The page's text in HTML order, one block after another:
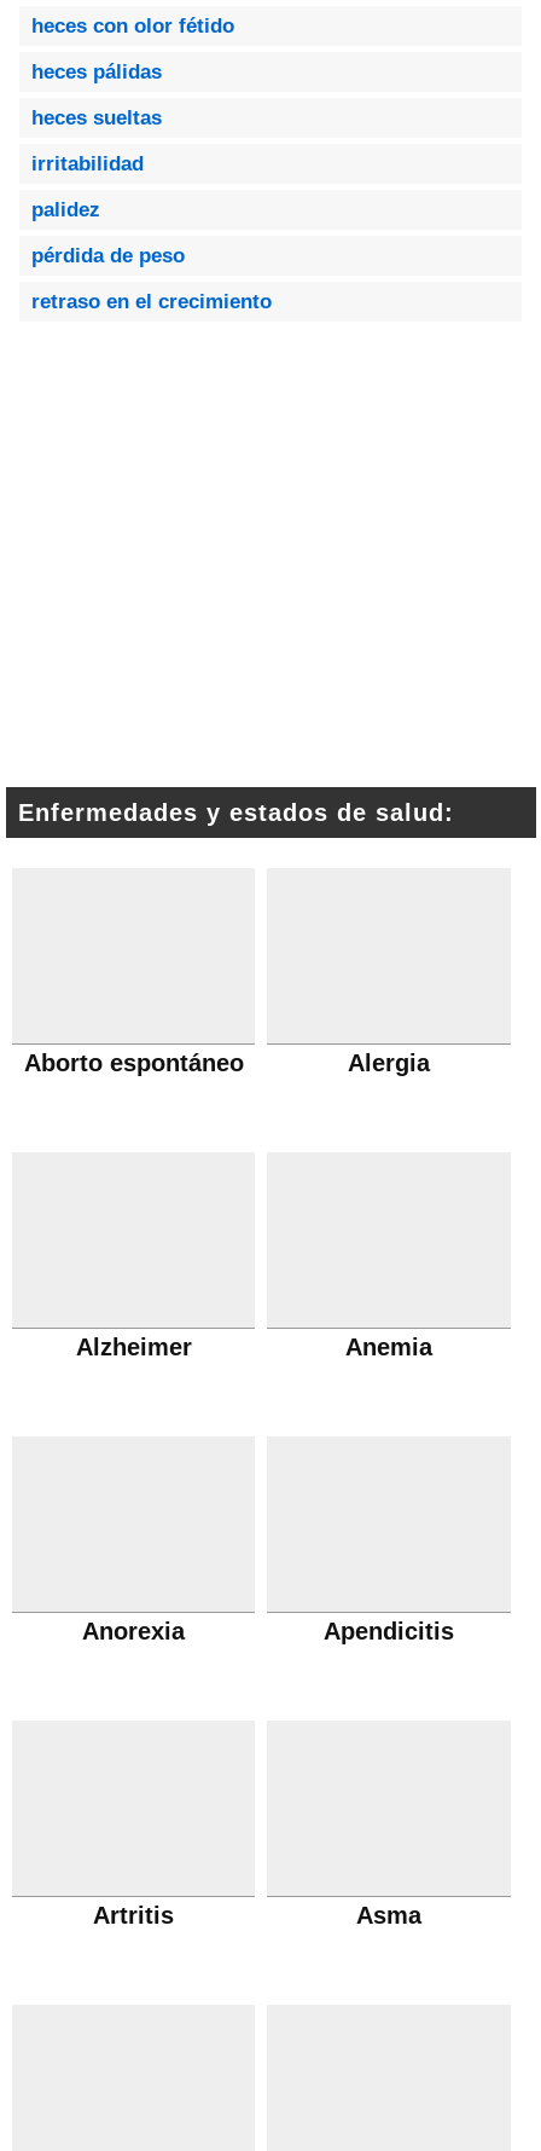
heces con olor fétido
heces pálidas
heces sueltas
irritabilidad
palidez
pérdida de peso
retraso en el crecimiento
Enfermedades y estados de salud:
Aborto espontáneo Alergia
Alzheimer Anemia
Anorexia Apendicitis
Artritis Asma